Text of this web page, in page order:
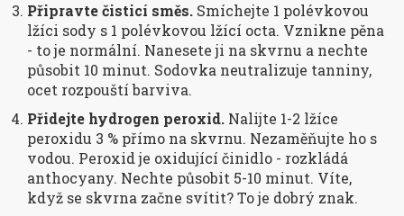
Připravte čisticí směs. Smíchejte 1 polévkovou
lžíci sody s 1 polévkovou lžící octa. Vznikne pěna
- to je normální. Nanesete ji na skvrnu a nechte
působit 10 minut. Sodovka neutralizuje tanniny,
ocet rozpouští barviva.
Přidejte hydrogen peroxid. Nalijte 1-2 lžíce
peroxidu 3 % přímo na skvrnu. Nezaměňujte ho s
vodou. Peroxid je oxidující činidlo - rozkládá
anthocyany. Nechte působit 5-10 minut. Víte,
když se skvrna začne svítit? To je dobrý znak.